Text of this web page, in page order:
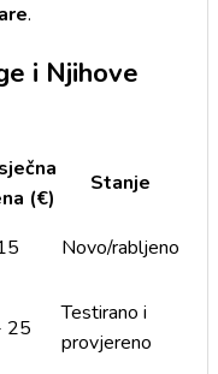
.
i Njihove
(€)
Stanje
Novo/rabljeno
25
Testirano i
provjereno